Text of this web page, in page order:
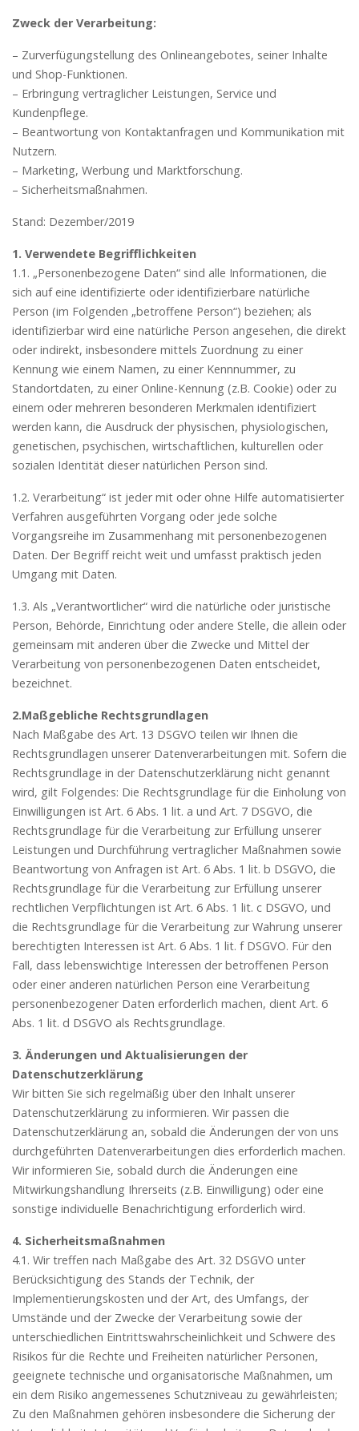
Zweck der Verarbeitung:
– Zurverfügungstellung des Onlineangebotes, seiner Inhalte
und Shop-Funktionen.
– Erbringung vertraglicher Leistungen, Service und
Kundenpflege.
– Beantwortung von Kontaktanfragen und Kommunikation mit
Nutzern.
– Marketing, Werbung und Marktforschung.
– Sicherheitsmaßnahmen.
Stand: Dezember/2019
1. Verwendete Begrifflichkeiten
1.1. „Personenbezogene Daten“ sind alle Informationen, die
sich auf eine identifizierte oder identifizierbare natürliche
Person (im Folgenden „betroffene Person“) beziehen; als
identifizierbar wird eine natürliche Person angesehen, die direkt
oder indirekt, insbesondere mittels Zuordnung zu einer
Kennung wie einem Namen, zu einer Kennnummer, zu
Standortdaten, zu einer Online-Kennung (z.B. Cookie) oder zu
einem oder mehreren besonderen Merkmalen identifiziert
werden kann, die Ausdruck der physischen, physiologischen,
genetischen, psychischen, wirtschaftlichen, kulturellen oder
sozialen Identität dieser natürlichen Person sind.
1.2. Verarbeitung“ ist jeder mit oder ohne Hilfe automatisierter
Verfahren ausgeführten Vorgang oder jede solche
Vorgangsreihe im Zusammenhang mit personenbezogenen
Daten. Der Begriff reicht weit und umfasst praktisch jeden
Umgang mit Daten.
1.3. Als „Verantwortlicher“ wird die natürliche oder juristische
Person, Behörde, Einrichtung oder andere Stelle, die allein oder
gemeinsam mit anderen über die Zwecke und Mittel der
Verarbeitung von personenbezogenen Daten entscheidet,
bezeichnet.
2.Maßgebliche Rechtsgrundlagen
Nach Maßgabe des Art. 13 DSGVO teilen wir Ihnen die
Rechtsgrundlagen unserer Datenverarbeitungen mit. Sofern die
Rechtsgrundlage in der Datenschutzerklärung nicht genannt
wird, gilt Folgendes: Die Rechtsgrundlage für die Einholung von
Einwilligungen ist Art. 6 Abs. 1 lit. a und Art. 7 DSGVO, die
Rechtsgrundlage für die Verarbeitung zur Erfüllung unserer
Leistungen und Durchführung vertraglicher Maßnahmen sowie
Beantwortung von Anfragen ist Art. 6 Abs. 1 lit. b DSGVO, die
Rechtsgrundlage für die Verarbeitung zur Erfüllung unserer
rechtlichen Verpflichtungen ist Art. 6 Abs. 1 lit. c DSGVO, und
die Rechtsgrundlage für die Verarbeitung zur Wahrung unserer
berechtigten Interessen ist Art. 6 Abs. 1 lit. f DSGVO. Für den
Fall, dass lebenswichtige Interessen der betroffenen Person
oder einer anderen natürlichen Person eine Verarbeitung
personenbezogener Daten erforderlich machen, dient Art. 6
Abs. 1 lit. d DSGVO als Rechtsgrundlage.
3. Änderungen und Aktualisierungen der
Datenschutzerklärung
Wir bitten Sie sich regelmäßig über den Inhalt unserer
Datenschutzerklärung zu informieren. Wir passen die
Datenschutzerklärung an, sobald die Änderungen der von uns
durchgeführten Datenverarbeitungen dies erforderlich machen.
Wir informieren Sie, sobald durch die Änderungen eine
Mitwirkungshandlung Ihrerseits (z.B. Einwilligung) oder eine
sonstige individuelle Benachrichtigung erforderlich wird.
4. Sicherheitsmaßnahmen
4.1. Wir treffen nach Maßgabe des Art. 32 DSGVO unter
Berücksichtigung des Stands der Technik, der
Implementierungskosten und der Art, des Umfangs, der
Umstände und der Zwecke der Verarbeitung sowie der
unterschiedlichen Eintrittswahrscheinlichkeit und Schwere des
Risikos für die Rechte und Freiheiten natürlicher Personen,
geeignete technische und organisatorische Maßnahmen, um
ein dem Risiko angemessenes Schutzniveau zu gewährleisten;
Zu den Maßnahmen gehören insbesondere die Sicherung der